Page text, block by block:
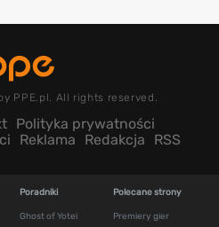
PPE.pl. All rights reserved.
Polityka prywatności
Reklama Redakcja RSS
Poradniki
Ghost of Yotei
Polecane strony
Premiery gier